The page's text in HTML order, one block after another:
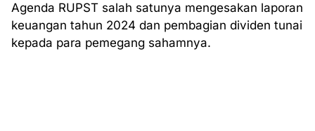
Agenda RUPST salah satunya mengesakan laporan
keuangan tahun 2024 dan pembagian dividen tunai
kepada para pemegang sahamnya.